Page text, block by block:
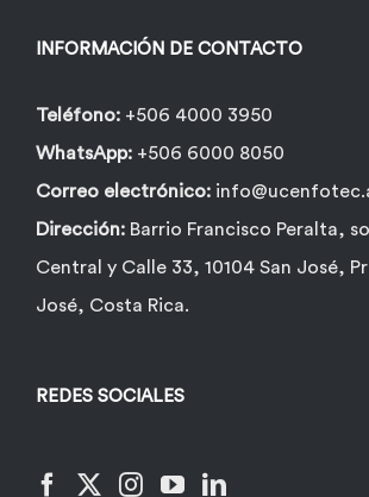
INFORMACIÓN DE CONTACTO
Teléfono: +506 4000 3950
WhatsApp: +506 6000 8050
Correo electrónico:
Dirección: Barrio Francisco Peralta,
Central y Calle 33, 10104 San José,
José, Costa Rica.
REDES SOCIALES